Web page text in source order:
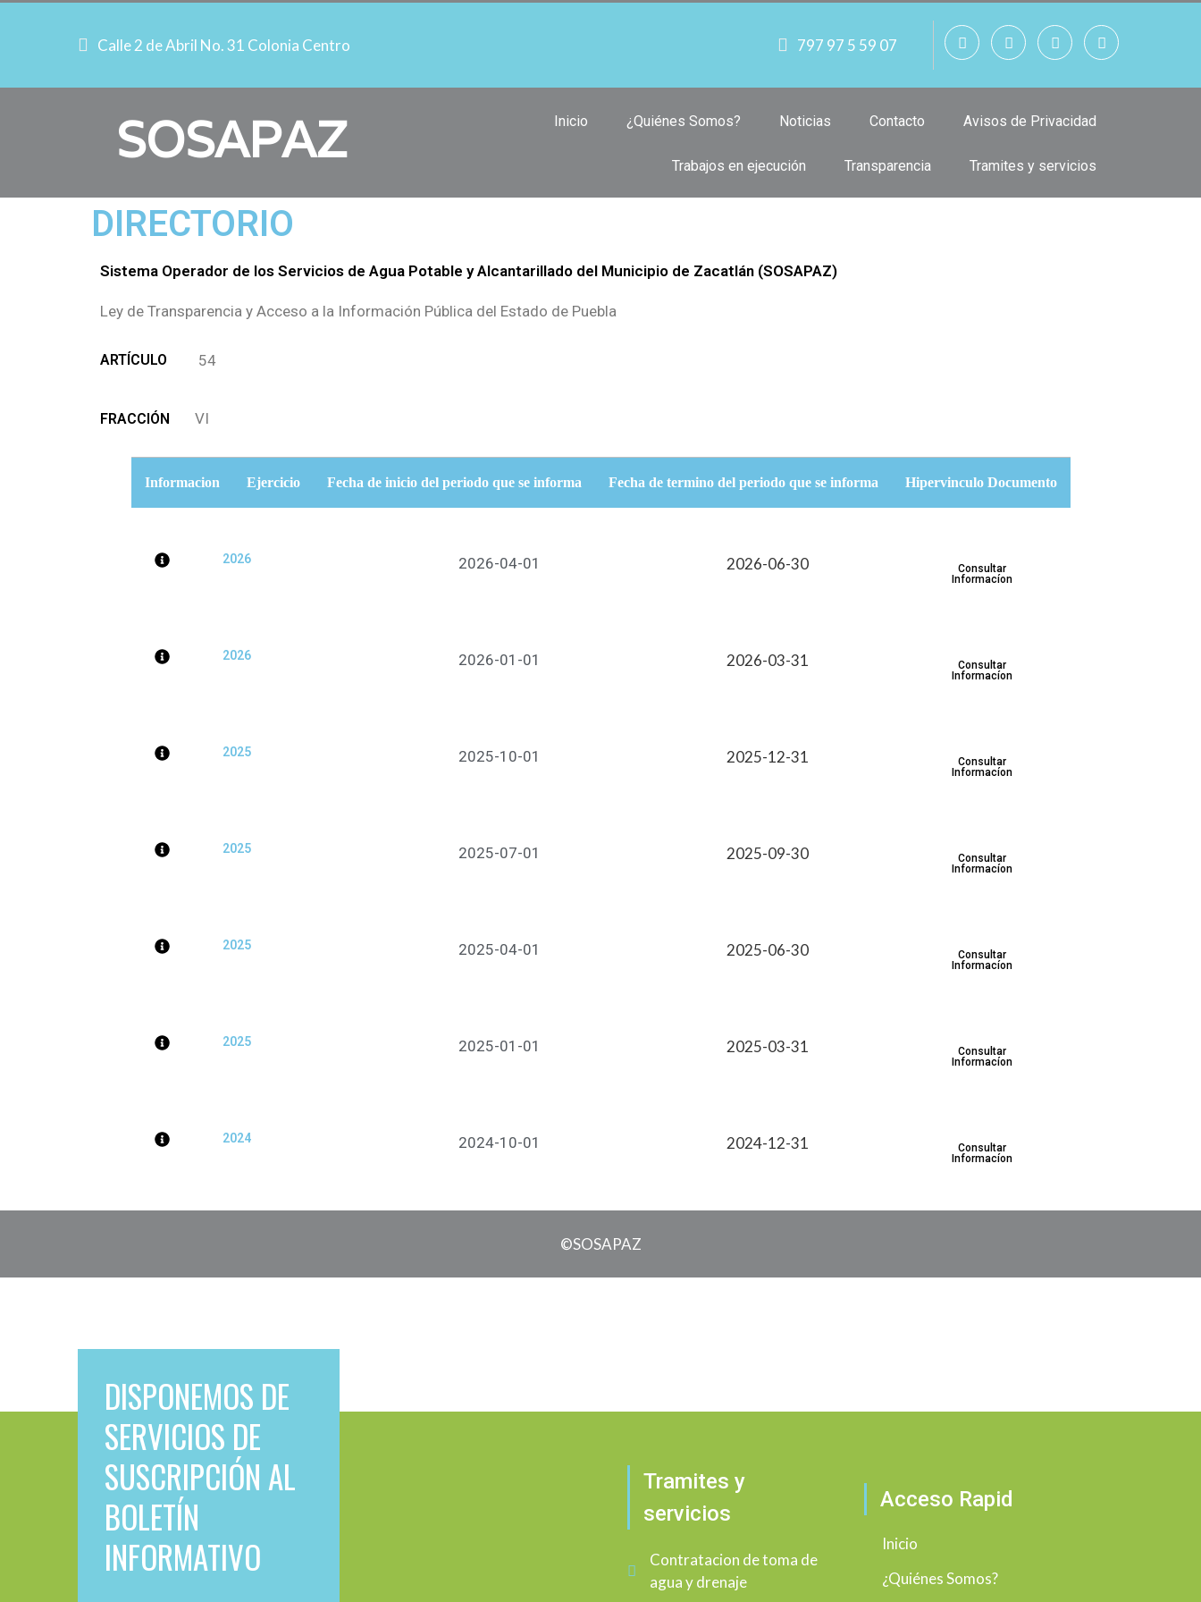
Calle 2 de Abril No. 31 Colonia Centro 797 97 5 59 07
SOSAPAZ Inicio ¿Quiénes Somos? Noticias Contacto Avisos de Privacidad
Trabajos en ejecución Transparencia Tramites y servicios
DIRECTORIO
Sistema Operador de los Servicios de Agua Potable y Alcantarillado del Municipio de Zacatlán (SOSAPAZ)
Ley de Transparencia y Acceso a la Información Pública del Estado de Puebla
ARTÍCULO 54
FRACCIÓN VI
Informacion Ejercicio Fecha de inicio del periodo que se informa Fecha de termino del periodo que se informa Hipervinculo Documento
2026 2026-04-01 2026-06-30
Consultar
Informacíon
2026 2026-01-01 2026-03-31
Consultar
Informacíon
2025 2025-10-01 2025-12-31
Consultar
Informacíon
2025 2025-07-01 2025-09-30
Consultar
Informacíon
2025 2025-04-01 2025-06-30
Consultar
Informacíon
2025 2025-01-01 2025-03-31
Consultar
Informacíon
2024 2024-10-01 2024-12-31
Consultar
Informacíon
©SOSAPAZ
DISPONEMOS DE
SERVICIOS DE
SUSCRIPCIÓN AL
BOLETÍN
INFORMATIVO
Tramites y
servicios
Contratacion de toma de
agua y drenaje
Acceso Rapid
Inicio
¿Quiénes Somos?